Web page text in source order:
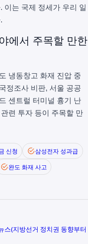
이는 국제 정세가 우리 일
에서 주목할 만한
냉동창고 화재 진압 중
정조사 비판, 서울 공공
센트럴 터미널 흉기 난
련 투자 등이 주목할 만
신청
삼성전자 성과급
완도 화재 사고
스(지방선거 정치권 동향부터